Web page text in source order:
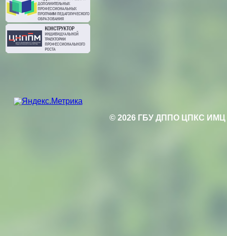
© 2026 ГБУ ДППО ЦПКС ИМЦ